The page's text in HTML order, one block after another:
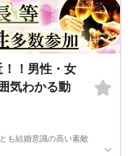
！男性・女
気わかる動
も結婚意識の高い素敵